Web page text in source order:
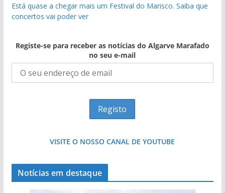
Está quase a chegar mais um Festival do Marisco. Saiba que
concertos vai poder ver
Registe-se para receber as notícias do Algarve Marafado
no seu e-mail
VISITE O NOSSO CANAL DE YOUTUBE
Notícias em destaque